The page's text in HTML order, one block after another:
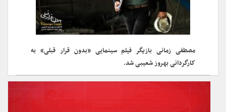
مصطفی زمانی بازیگر فیلم سینمایی «بدون قرار قبلی» به
کارگردانی بهروز شعیبی شد.